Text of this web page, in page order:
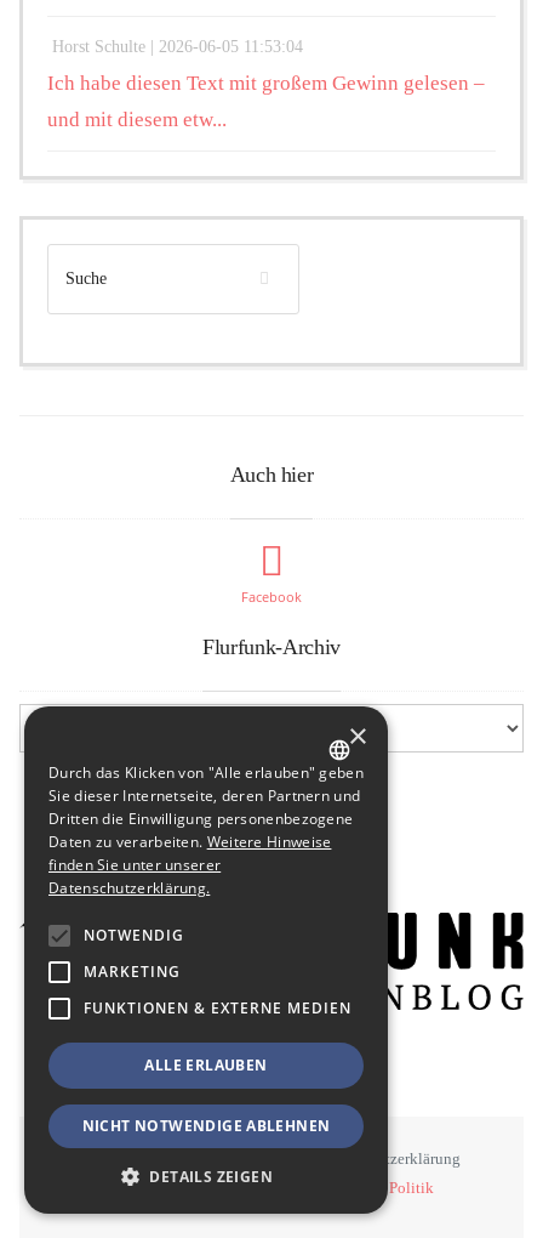
Horst Schulte | 2026-06-05 11:53:04
Ich habe diesen Text mit großem Gewinn gelesen –
und mit diesem etw...
Auch hier
Facebook
Flurfunk-Archiv
Datenschutzerklärung
©STAWOWY - Kommunikation, Medien, Politik
GERMAN
ENGLISH
×
Durch das Klicken von "Alle erlauben" geben
Sie dieser Internetseite, deren Partnern und
Dritten die Einwilligung personenbezogene
Daten zu verarbeiten. Weitere Hinweise
finden Sie unter unserer
Datenschutzerklärung.
NOTWENDIG
MARKETING
FUNKTIONEN & EXTERNE MEDIEN
ALLE ERLAUBEN
NICHT NOTWENDIGE ABLEHNEN
DETAILS ZEIGEN